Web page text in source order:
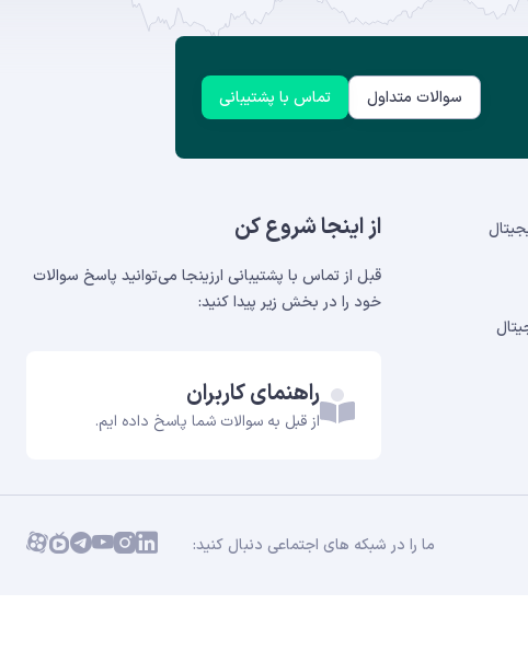
سوالات متداول تماس با پشتیبانی
از اینجا شروع کن
قبل از تماس با پشتیبانی ارزینجا می‌توانید پاسخ سوالات
خود را در بخش‌ زیر پیدا کنید:
راهنمای کاربران
از قبل به سوالات شما پاسخ داده ایم.
ما را در شبکه های اجتماعی دنبال کنید: